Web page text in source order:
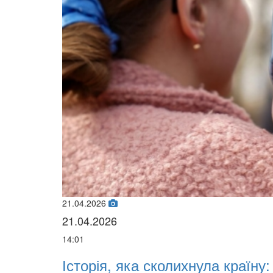
21.04.2026
21.04.2026
14:01
Історія, яка сколихнула